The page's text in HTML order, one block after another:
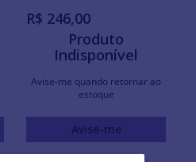
R$ 246,00
Produto
Indisponível
Avise-me quando retornar ao
estoque
Avise-me